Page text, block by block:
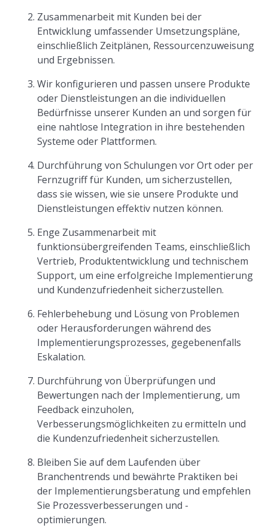
Zusammenarbeit mit Kunden bei der
Entwicklung umfassender Umsetzungspläne,
einschließlich Zeitplänen, Ressourcenzuweisung
und Ergebnissen.
Wir konfigurieren und passen unsere Produkte
oder Dienstleistungen an die individuellen
Bedürfnisse unserer Kunden an und sorgen für
eine nahtlose Integration in ihre bestehenden
Systeme oder Plattformen.
Durchführung von Schulungen vor Ort oder per
Fernzugriff für Kunden, um sicherzustellen,
dass sie wissen, wie sie unsere Produkte und
Dienstleistungen effektiv nutzen können.
Enge Zusammenarbeit mit
funktionsübergreifenden Teams, einschließlich
Vertrieb, Produktentwicklung und technischem
Support, um eine erfolgreiche Implementierung
und Kundenzufriedenheit sicherzustellen.
Fehlerbehebung und Lösung von Problemen
oder Herausforderungen während des
Implementierungsprozesses, gegebenenfalls
Eskalation.
Durchführung von Überprüfungen und
Bewertungen nach der Implementierung, um
Feedback einzuholen,
Verbesserungsmöglichkeiten zu ermitteln und
die Kundenzufriedenheit sicherzustellen.
Bleiben Sie auf dem Laufenden über
Branchentrends und bewährte Praktiken bei
der Implementierungsberatung und empfehlen
Sie Prozessverbesserungen und -
optimierungen.